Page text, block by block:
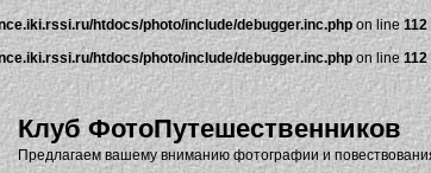
htdocs/photo/include/debugger.inc.phpon line112
htdocs/photo/include/debugger.inc.phpon line112
Клуб ФотоПутешественников
Предлагаем вашему вниманию фотографии и